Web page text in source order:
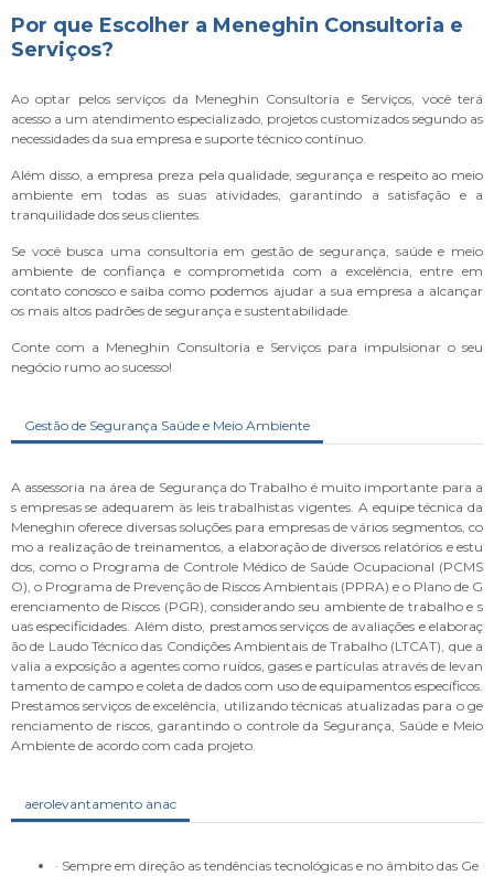
Por que Escolher a Meneghin Consultoria e
Serviços?
Ao optar pelos serviços da Meneghin Consultoria e Serviços, você terá
acesso a um atendimento especializado, projetos customizados segundo as
necessidades da sua empresa e suporte técnico contínuo.
Além disso, a empresa preza pela qualidade, segurança e respeito ao meio
ambiente em todas as suas atividades, garantindo a satisfação e a
tranquilidade dos seus clientes.
Se você busca uma consultoria em gestão de segurança, saúde e meio
ambiente de confiança e comprometida com a excelência, entre em
contato conosco e saiba como podemos ajudar a sua empresa a alcançar
os mais altos padrões de segurança e sustentabilidade.
Conte com a Meneghin Consultoria e Serviços para impulsionar o seu
negócio rumo ao sucesso!
Gestão de Segurança Saúde e Meio Ambiente
A assessoria na área de Segurança do Trabalho é muito importante para a
s empresas se adequarem às leis trabalhistas vigentes. A equipe técnica da
Meneghin oferece diversas soluções para empresas de vários segmentos, co
mo a realização de treinamentos, a elaboração de diversos relatórios e estu
dos, como o Programa de Controle Médico de Saúde Ocupacional (PCMS
O), o Programa de Prevenção de Riscos Ambientais (PPRA) e o Plano de G
erenciamento de Riscos (PGR), considerando seu ambiente de trabalho e s
uas especificidades. Além disto, prestamos serviços de avaliações e elaboraç
ão de Laudo Técnico das Condições Ambientais de Trabalho (LTCAT), que a
valia a exposição a agentes como ruídos, gases e partículas através de levan
tamento de campo e coleta de dados com uso de equipamentos específicos.
Prestamos serviços de excelência, utilizando técnicas atualizadas para o ge
renciamento de riscos, garantindo o controle da Segurança, Saúde e Meio
Ambiente de acordo com cada projeto.
aerolevantamento anac
· Sempre em direção as tendências tecnológicas e no âmbito das Ge